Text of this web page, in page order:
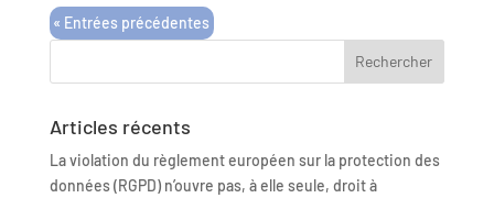
« Entrées précédentes
Articles récents
La violation du règlement européen sur la protection des
données (RGPD) n’ouvre pas, à elle seule, droit à